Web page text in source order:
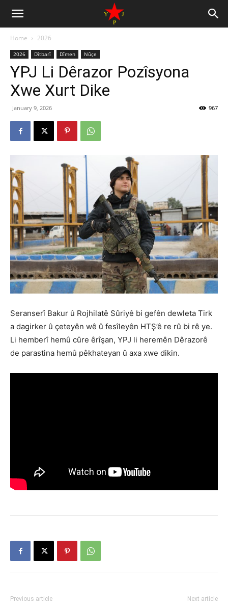
Home 2026
2026 Dîtbarî Dîmen Nûçe
YPJ Li Dêrazor Pozîsyona
Xwe Xurt Dike
January 9, 2026 967
Seranserî Bakur û Rojhilatê Sûriyê bi gefên dewleta Tirk
a dagirker û çeteyên wê û fesîleyên HTŞ’ê re rû bi rê ye.
Li hemberî hemû cûre êrîşan, YPJ li heremên Dêrazorê
de parastina hemû pêkhateyan û axa xwe dikin.
Previous article Next article